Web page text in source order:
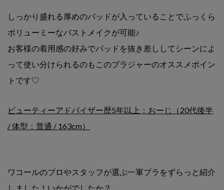
しっかり盛れる厚めのパッドが入っていることでふっくら
ボリューミーなバストメイクが可能♪
お客様の着用感の好みでパッドを抜き差しして シーンによ
って使い分けられるのも このブラジャーのオススメポイン
トです♡
ビューティーアドバイザー歴5年以上：おーじ（20代後半
/ 体型：普通 / 163cm）
ワコールのプロやスタッフが選ぶ一軍ブラをずらっと紹介
しました！いかがでしたか？